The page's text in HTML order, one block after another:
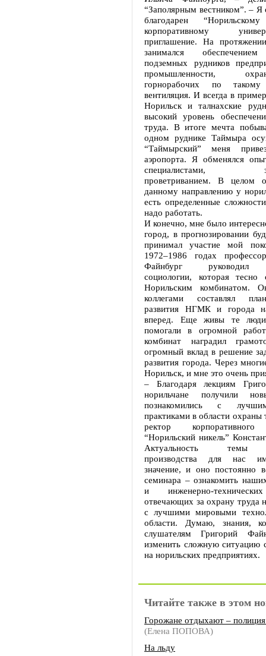
“Заполярным вестником”. – Я
благодарен
корпоративному
приглашение. На
занимался обеспечением
подземных рудников
промышленности,
горнорабочих по
вентиляция. И всегда в
Норильск и талнахские
высокий уровень
труда. В итоге мечта
одном руднике Таймыра
“Таймырский” меня
аэропорта. Я обменялся
специалистами,
проветриванием. В целом
данному направлению у
есть определенные
надо работать.
И конечно, мне было
город, в прогнозировании
принимал участие мой
1972–1986 годах
Файнбург руководил
социологии, которая тесно
Норильским комбинатом.
коллегами составлял
развития НГМК и города
вперед. Еще живы те
помогали в огромной
комбинат наградил
огромный вклад в решение
развития города. Через
Норильск, и мне это очень
– Благодаря лекциям
норильчане получили
познакомились с
практиками в области охраны
ректор корпоративного
“Норильский никель”
Актуальность темы
производства для нас
значение, и оно постоянно
семинара – ознакомить
и инженерно-
отвечающих за охрану труда
с лучшими мировыми
области. Думаю, знания,
слушателям Григорий
изменить сложную ситуацию
на норильских предприятиях.
Читайте также в этом
Горожане отдыхают – полиция
(Елена ПОПОВА)
На льду